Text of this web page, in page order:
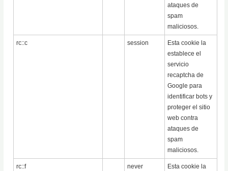
ataques de
spam
maliciosos.
rc::c session
Esta cookie la
establece el
servicio
recaptcha de
Google para
identificar bots y
proteger el sitio
web contra
ataques de
spam
maliciosos.
rc::f never
Esta cookie la